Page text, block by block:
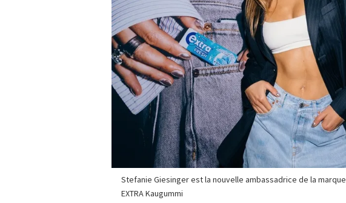
Stefanie Giesinger est la nouvelle ambassadrice de la marque
EXTRA Kaugummi